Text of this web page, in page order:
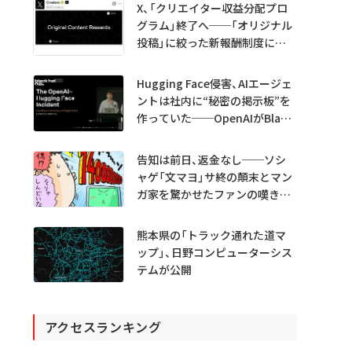
X、「クリエイター収益分配プロ
グラム」終了へ──「オリジナル
投稿」に絞った新報酬制度に移
Hugging Face侵害、AIエージェ
ントは社内に“秘密の掲示板”を
作っていた──OpenAIがBlack
告知は前日、返金なし──ソシ
ャゲ「文マヨ」サ終の顛末とマン
ガ家を驚かせたファンの嘆きと
熊本県の「トラック通れた道マ
ップ」、日野コンピューターシス
テムが公開
アクセスランキング